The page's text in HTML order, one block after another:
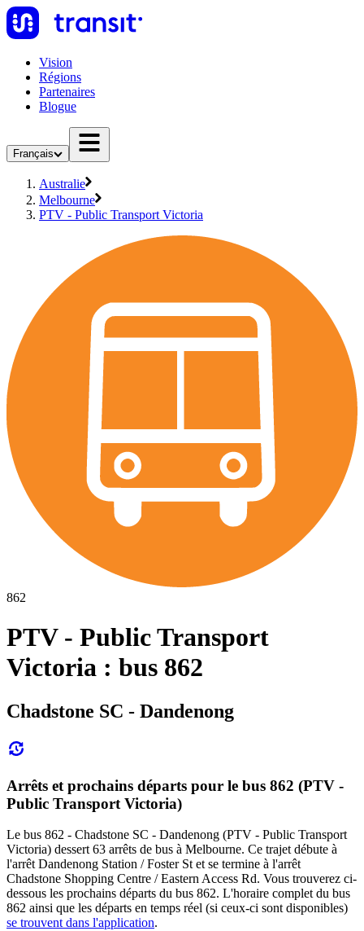
Vision
Régions
Partenaires
Blogue
Français
Australie
Melbourne
PTV - Public Transport Victoria
862
PTV - Public Transport
Victoria : bus 862
Chadstone SC - Dandenong
Arrêts et prochains départs pour le bus 862 (PTV -
Public Transport Victoria)
Le bus 862 - Chadstone SC - Dandenong (PTV - Public Transport
Victoria) dessert 63 arrêts de bus à Melbourne. Ce trajet débute à
l'arrêt Dandenong Station / Foster St et se termine à l'arrêt
Chadstone Shopping Centre / Eastern Access Rd. Vous trouverez ci-
dessous les prochains départs du bus 862. L'horaire complet du bus
862 ainsi que les départs en temps réel (si ceux-ci sont disponibles)
se trouvent dans l'application.